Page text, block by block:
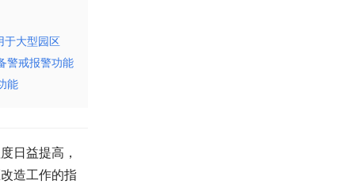
于大型园区
警戒报警功能
能
日益提高，
造工作的指